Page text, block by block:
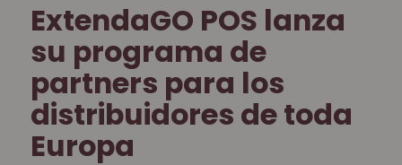
ExtendaGO POS lanza
su programa de
partners para los
distribuidores de toda
Europa